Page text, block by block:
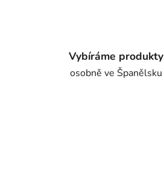
Vybíráme produkty
osobně ve Španělsku